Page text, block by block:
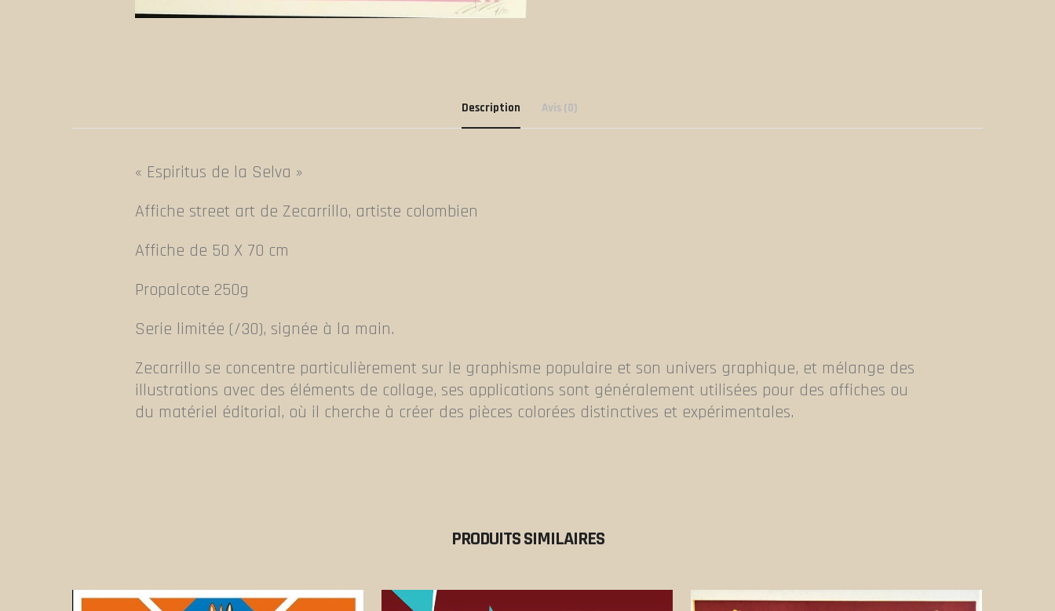
Description Avis (0)
« Espiritus de la Selva »
Affiche street art de Zecarrillo, artiste colombien
Affiche de 50 X 70 cm
Propalcote 250g
Serie limitée (/30), signée à la main.
Zecarrillo se concentre particulièrement sur le graphisme populaire et son univers graphique, et mélange des
illustrations avec des éléments de collage, ses applications sont généralement utilisées pour des affiches ou
du matériel éditorial, où il cherche à créer des pièces colorées distinctives et expérimentales.
PRODUITS SIMILAIRES